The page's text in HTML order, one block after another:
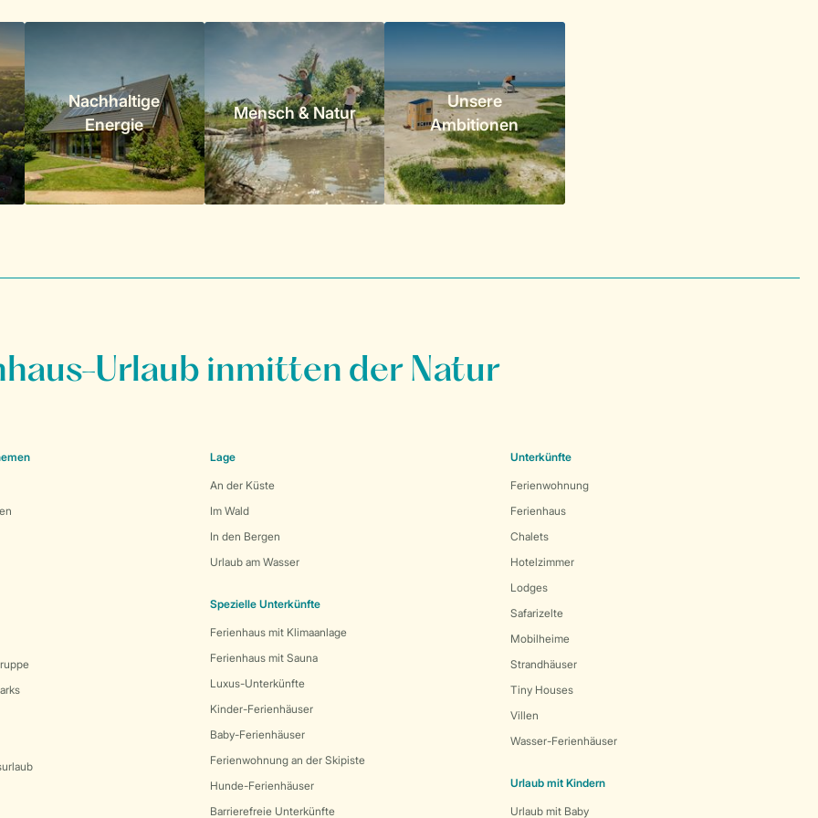
Nachhaltige
Energie
Mensch & Natur
Unsere
Ambitionen
Urlaub inmitten der Natur
Lage
An der Küste
Im Wald
In den Bergen
Urlaub am Wasser
Spezielle Unterkünfte
Ferienhaus mit Klimaanlage
Ferienhaus mit Sauna
Luxus-Unterkünfte
Kinder-Ferienhäuser
Baby-Ferienhäuser
Ferienwohnung an der Skipiste
Hunde-Ferienhäuser
Barrierefreie Unterkünfte
Unterkünfte
Ferienwohnung
Ferienhaus
Chalets
Hotelzimmer
Lodges
Safarizelte
Mobilheime
Strandhäuser
Tiny Houses
Villen
Wasser-Ferienhäuser
Urlaub mit Kindern
Urlaub mit Baby